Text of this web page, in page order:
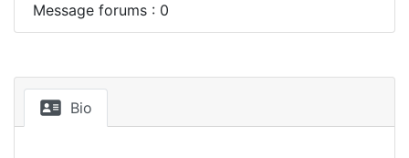
Message forums : 0
Bio